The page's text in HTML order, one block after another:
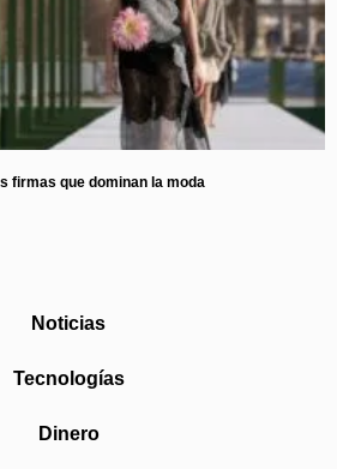
firmas que dominan la moda
Noticias
Tecnologías
Dinero